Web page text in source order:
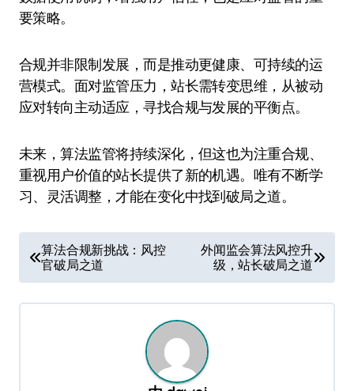
要策略。
合规并非限制发展，而是推动更健康、可持续的运
营模式。面对监管压力，站长需转变思维，从被动
应对转向主动适应，寻找合规与发展的平衡点。
未来，算法监管将持续深化，但这也为注重合规、
重视用户价值的站长提供了新的机遇。唯有不断学
习、灵活调整，才能在变化中找到破局之道。
章
导
算法合规新挑战：风控
官破局之道
外闻监会算法风控升
级，站长破局之道